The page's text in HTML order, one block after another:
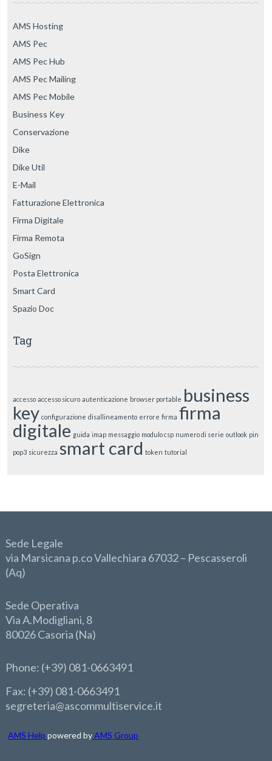
AMS Hosting
AMS Pec
AMS Pec Hub
AMS Pec Mailing
AMS Pec Mobile
Business Key
Conservazione
Dike
Dike Util
E-Mail
Fatturazione Elettronica
Firma Digitale
Firma Remota
GoSign
Posta Elettronica
Smart Card
Spazio Doc
Tag
accesso accesso sicuro autenticazione browser portable business
key configurazione disallineamento errore firma firma
digitale guida imap messaggio modulo csp numero di serie outlook pin
pop3 sicurezza smart card token tutorial
Sede Legale
via Marsicana p.co Vallechiara 67032 – Pescasseroli
(Aq)
Sede Operativa
Via A.Modigliani, 8
80026 Casoria (Na)
Phone: (+39) 081-0663491
Fax: (+39) 081-0663491
segreteria@ascommultiservice.it
AMS Helppowered byAMS Group